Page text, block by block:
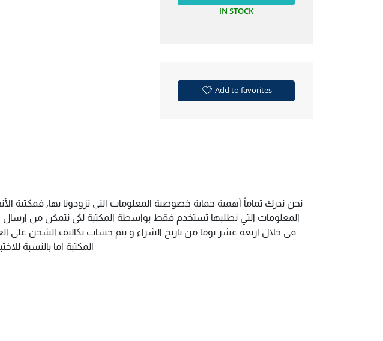
IN STOCK
Add to favorites
نحن ندرك تماماً أهمية حماية خصوصية المعلومات التي تزودونا بها, فمكتبة
المعلومات التي نطلبها تستخدم فقط بواسطة المكتبة لكى نتمكن من ارسال
فى خلال اربعة عشر يوما من تاريخ الشراء و يتم حساب تكاليف الشحن على
المكتبة اما بالنسبة